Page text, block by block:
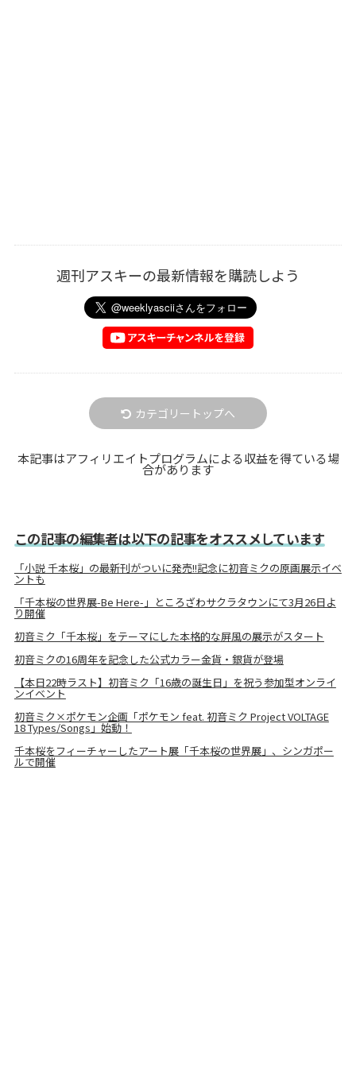
週刊アスキーの最新情報を購読しよう
カテゴリートップへ
本記事はアフィリエイトプログラムによる収益を得ている場
合があります
この記事の編集者は以下の記事をオススメしています
「小説 千本桜」の最新刊がついに発売!!記念に初音ミクの原画展示イベ
ントも
「千本桜の世界展-Be Here-」ところざわサクラタウンにて3月26日よ
り開催
初音ミク「千本桜」をテーマにした本格的な屏風の展示がスタート
初音ミクの16周年を記念した公式カラー金貨・銀貨が登場
【本日22時ラスト】初音ミク「16歳の誕生日」を祝う参加型オンライ
ンイベント
初音ミク×ポケモン企画「ポケモン feat. 初音ミク Project VOLTAGE
18 Types/Songs」始動！
千本桜をフィーチャーしたアート展「千本桜の世界展」、シンガポー
ルで開催